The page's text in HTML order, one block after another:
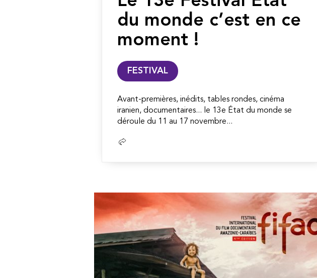
du monde c’est en ce
moment !
FESTIVAL
Avant-premières, inédits, tables rondes, cinéma
iranien, documentaires... le 13e État du monde se
déroule du 11 au 17 novembre...
Lire